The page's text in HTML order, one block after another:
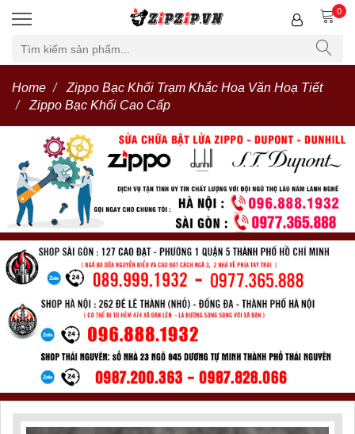
0
Home
Zippo Bạc Khối Trạm Khắc Hoa Văn Hoạ Tiết
Zippo Bạc Khối Cao Cấp